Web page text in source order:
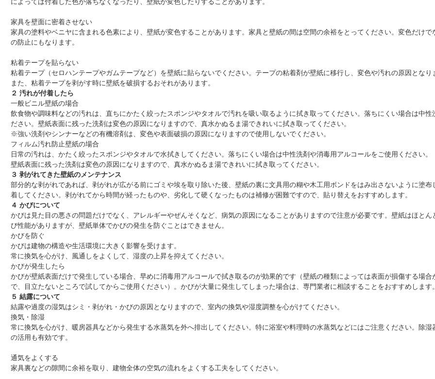
によっては付着した色が落ちなくなったり、壁紙が変色したりすることがあります。
家具を壁面に密着させない
家具の塗料やベニヤに含まれる色素により、壁紙が変色することがあります。家具と壁紙の間は空間の余裕をとってください。変色だけで
の防止にもなります。
粘着テープを貼らない
粘着テープ（セロハンテープやガムテープなど）を壁紙に貼らないでください。テープの粘着剤が壁紙に移行し、変色や汚れの原因となり
また、粘着テープを剥がす時に壁紙を破損するおそれがあります。
２ 汚れが付着したら
一般ビニル壁紙の場合
飲食物や調味料などの汚れは、直ちにかたく絞ったスポンジやタオルで汚れを吸い取るように拭き取ってください。落ちにくい場合は中性
ださい。壁紙表面に残った洗剤は変色の原因になりますので、真水かぬるま湯できれいに拭き取ってください。
※強い洗剤やシンナーなどの有機溶剤は、変色や表面破損の原因になりますので使用しないでください。
フィルム汚れ防止壁紙の場合
日常の汚れは、かたく絞ったスポンジやタオルで水拭きしてください。落ちにくい場合は中性洗剤や消毒用アルコールをご使用ください。
壁紙表面に残った洗剤は変色の原因になりますので、真水かぬるま湯できれいに拭き取ってください。
３ 剥がれてきた壁紙のメンテナンス
部分的な剥がれであれば、剥がれが広がる前にゴミや埃を取り除いた後、壁紙の裏に文具用の糊や木工用ボンドをはみ出さないように塗布
着してください。剥がれてから時間が経ったものや、劣化して硬くなったものは補修が困難ですので、貼り替えをおすすめします。
４ かびについて
かびは見た目の悪さの問題だけでなく、アレルギーやぜんそくなど、病気の原因になることがありますので注意が必要です。壁紙はほとん
び性能がありますが、壁紙単体でかびの発生を防ぐことはできません。
かびを防ぐ
かびは建物の構造や生活環境に大きく影響を受けます。
常に換気を心がけ、風通しをよくして、湿度の上昇を抑えてください。
かびが発生したら
かびが壁紙表面だけで発生している場合、早めに消毒用アルコールで拭き取るのが効果的です（壁紙の種類によっては表面が損傷する場合
で、目立たないところで試してからご使用ください）。かびが大量に発生してしまった場合は、専門業者に相談することをおすすめします。
５ 結露について
結露や過度の湿気はシミ・剥がれ・かびの原因となりますので、室内の換気や湿度調整を心がけてください。
換気・除湿
常に換気を心がけ、暖房器具などから発生する水蒸気を外へ排出してください。特に浴室や料理時の水蒸気などにはご注意ください。除湿
の活用も有効です。
通気をよくする
家具裏などの隙間に余裕を取り、建物全体の空気の流れをよくする工夫をしてください。